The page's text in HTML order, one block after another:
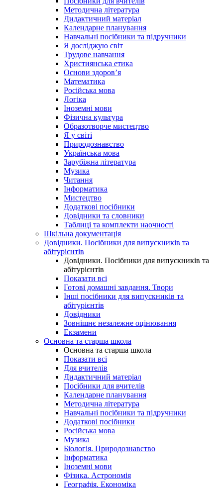
Методична література
Дидактичний матеріал
Календарне планування
Навчальні посібники та підручники
Я досліджую світ
Трудове навчання
Християнська етика
Основи здоров’я
Математика
Російська мова
Логіка
Іноземні мови
Фізична культура
Образотворче мистецтво
Я у світі
Природознавство
Українська мова
Зарубіжна література
Музика
Читання
Інформатика
Мистецтво
Додаткові посібники
Довідники та словники
Таблиці та комплекти наочності
Шкільна документація
Довідники. Посібники для випускників та
абітурієнтів
Довідники. Посібники для випускників та
абітурієнтів
Показати всі
Готові домашні завдання. Твори
Інші посібники для випускників та
абітурієнтів
Довідники
Зовнішнє незалежне оцінювання
Екзамени
Основна та старша школа
Основна та старша школа
Показати всі
Для вчителів
Дидактичний матеріал
Посібники для вчителів
Календарне планування
Методична література
Навчальні посібники та підручники
Додаткові посібники
Російська мова
Музика
Біологія. Природознавство
Інформатика
Іноземні мови
Фізика. Астрономія
Географія. Економіка